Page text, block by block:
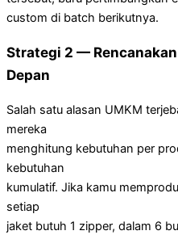
custom di batch berikutnya.
Strategi 2 —
Depan
Salah satu alasan UMKM
mereka
menghitung kebutuhan per
kebutuhan
kumulatif. Jika kamu
setiap
jaket butuh 1 zipper, dalam 6